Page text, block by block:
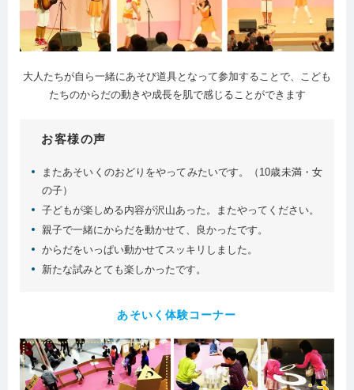
大人たちが自ら一緒にあそび道具となって参加することで、
こども
たちのからだの動きや成長を肌で感じることができます
お客様の声
またあそいくのおどりをやってみたいです。（10歳未満・女
の子）
子どもが楽しめる内容が沢山あった。またやってください。
親子で一緒にからだを動かせて、良かったです。
からだをいっぱい動かせてスッキリしました。
新たな試みとても楽しかったです。
あそいく体験コーナー